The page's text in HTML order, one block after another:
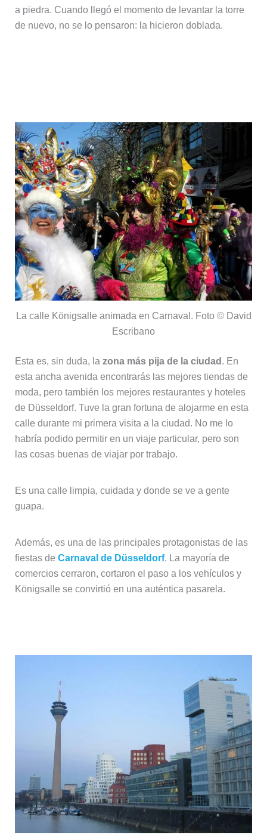
a piedra. Cuando llegó el momento de levantar la torre
de nuevo, no se lo pensaron: la hicieron doblada.
La calle Königsalle animada en Carnaval. Foto © David
Escribano
Esta es, sin duda, la zona más pija de la ciudad . En
esta ancha avenida encontrarás las mejores tiendas de
moda, pero también los mejores restaurantes y hoteles
de Düsseldorf. Tuve la gran fortuna de alojarme en esta
calle durante mi primera visita a la ciudad. No me lo
habría podido permitir en un viaje particular, pero son
las cosas buenas de viajar por trabajo.
Es una calle limpia, cuidada y donde se ve a gente
guapa.
Además, es una de las principales protagonistas de las
fiestas de Carnaval de Düsseldorf. La mayoría de
comercios cerraron, cortaron el paso a los vehículos y
Königsalle se convirtió en una auténtica pasarela.